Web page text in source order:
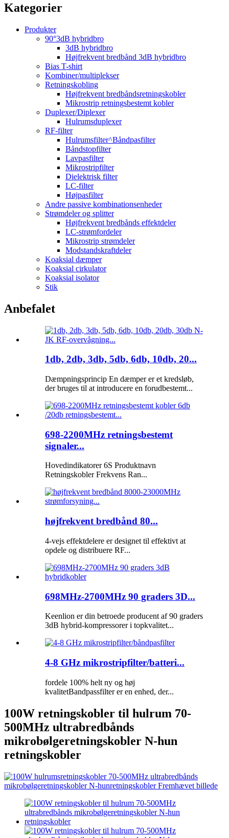
Kategorier
Produkter
90°3dB hybridbro
3dB hybridbro
Højfrekvent bredbånd 3dB hybridbro
Bias T-shirt
Kombiner/multiplekser
Retningskobling
Højfrekvent bredbåndsretningskobler
Mikrostrip retningsbestemt kobler
Duplexer/Diplexer
Hulrumsduplexer
RF-filter
Hulrumsfilter^Båndpasfilter
Båndstopfilter
Lavpasfilter
Mikrostripfilter
Dielektrisk filter
LC-filter
Højpasfilter
Andre passive kombinationsenheder
Strømdeler og splitter
Højfrekvent bredbånds effektdeler
LC-strømfordeler
Mikrostrip strømdeler
Modstandskraftdeler
Koaksial dæmper
Koaksial cirkulator
Koaksial isolator
Stik
Anbefalet
1db, 2db, 3db, 5db, 6db, 10db, 20...
Dæmpningsprincip En dæmper er et kredsløb,
der bruges til at introducere en forudbestemt...
698-2200MHz retningsbestemt
signaler...
Hovedindikatorer 6S Produktnavn
Retningskobler Frekvens Ran...
højfrekvent bredbånd 80...
4-vejs effektdelere er designet til effektivt at
opdele og distribuere RF...
698MHz-2700MHz 90 graders 3D...
Keenlion er din betroede producent af 90 graders
3dB hybrid-kompressorer i topkvalitet...
4-8 GHz mikrostripfilter/batteri...
fordele 100% helt ny og høj
kvalitetBandpassfilter er en enhed, der...
100W retningskobler til hulrum 70-
500MHz ultrabredbånds
mikrobølgeretningskobler N-hun
retningskobler